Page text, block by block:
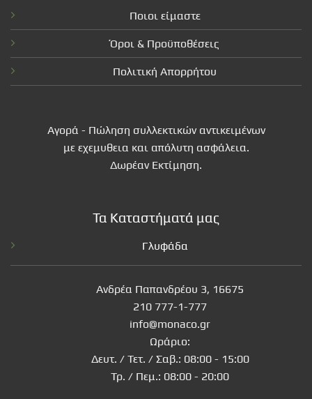
Ποιοι είμαστε
Όροι & Προϋποθέσεις
Πολιτική Απορρήτου
Αγορά - Πώληση συλλεκτικών αντικειμένων
με εχεμυθεια και απόλυτη ασφάλεια.
Δωρέαν Εκτίμηση.
Τα Καταστήματά μας
Γλυφάδα
Ανδρέα Παπανδρέου 3, 16675
210 777-1-777
info@monaco.gr
Ωράριο:
Δευτ. / Τετ. / Σαβ.: 08:00 - 15:00
Τρ. / Πεμ.: 08:00 - 20:00